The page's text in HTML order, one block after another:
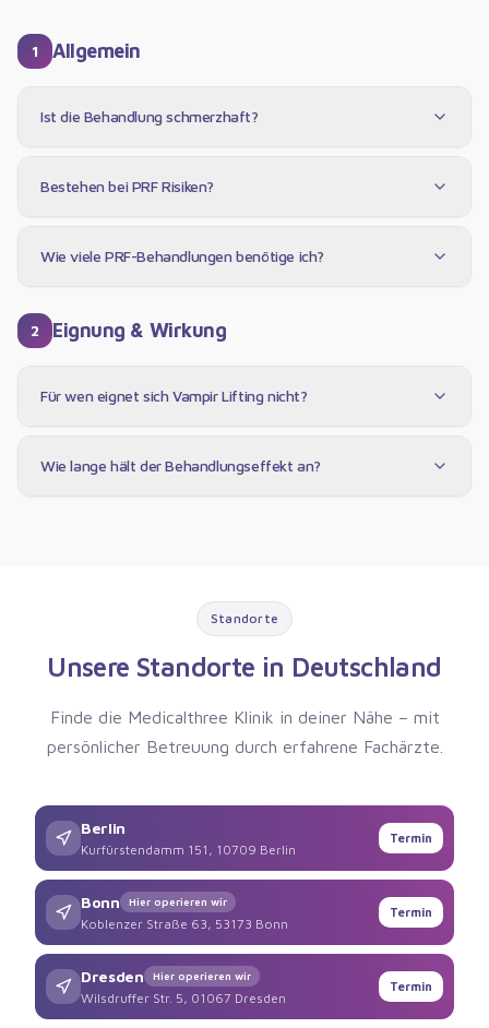
1 Allgemein
Ist die Behandlung schmerzhaft?
Bestehen bei PRF Risiken?
Wie viele PRF-Behandlungen benötige ich?
2 Eignung & Wirkung
Für wen eignet sich Vampir Lifting nicht?
Wie lange hält der Behandlungseffekt an?
Standorte
Unsere Standorte in Deutschland
Finde die Medicalthree Klinik in deiner Nähe – mit
persönlicher Betreuung durch erfahrene Fachärzte.
Berlin
Kurfürstendamm 151, 10709 Berlin
Termin
Bonn Hier operieren wir
Koblenzer Straße 63, 53173 Bonn
Termin
Dresden Hier operieren wir
Wilsdruffer Str. 5, 01067 Dresden
Termin